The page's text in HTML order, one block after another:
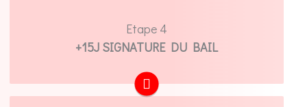
Etape 4
+15J SIGNATURE DU BAIL